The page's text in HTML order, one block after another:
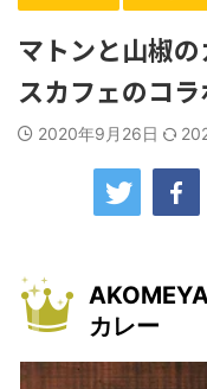
マトンと山椒
スカフェのコ
2020年9月26日
カレー